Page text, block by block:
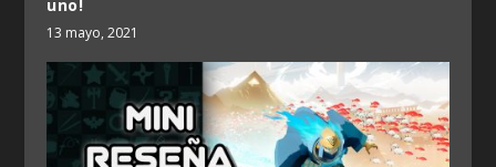
uno!
13 mayo, 2021